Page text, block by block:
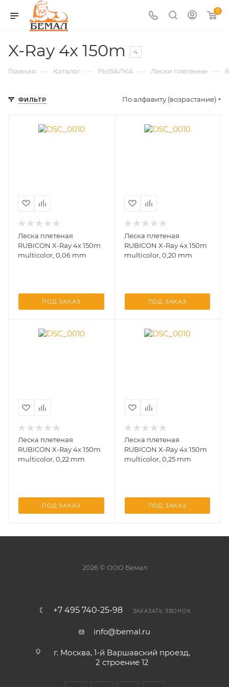
0
X-Ray 4x 150m 4
Главная — Каталог — РЫБАЛКА — Лески плетеные —
ФИЛЬТР По алфавиту (возрастание)
Леска плетеная
RUBICON X-Ray 4x 150m
multicolor, 0,06 mm
ПОД ЗАКАЗ
Леска плетеная
RUBICON X-Ray 4x 150m
multicolor, 0,20 mm
ПОД ЗАКАЗ
Леска плетеная
RUBICON X-Ray 4x 150m
multicolor, 0,22 mm
ПОД ЗАКАЗ
Леска плетеная
RUBICON X-Ray 4x 150m
multicolor, 0,25 mm
ПОД ЗАКАЗ
2026 © ООО Бемал
+7 495 740-25-98 ЗАКАЗАТЬ ЗВОНОК
info@bemal.ru
г. Москва, 1-й Варшавский проезд,
2 строение 12